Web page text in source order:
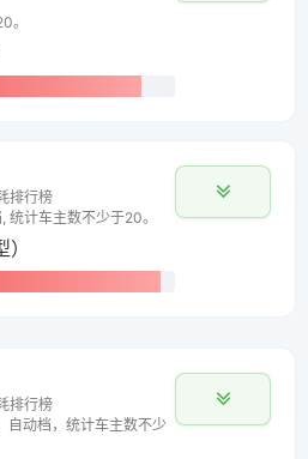
。
排行榜
统计车主数不少于20。
排行榜
自动档，统计车主数不少